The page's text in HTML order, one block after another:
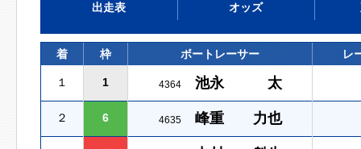
出走表 オッズ
着 枠 ボートレーサー レ
１ 1 4364 池永 太
２ 6 4635 峰重 力也